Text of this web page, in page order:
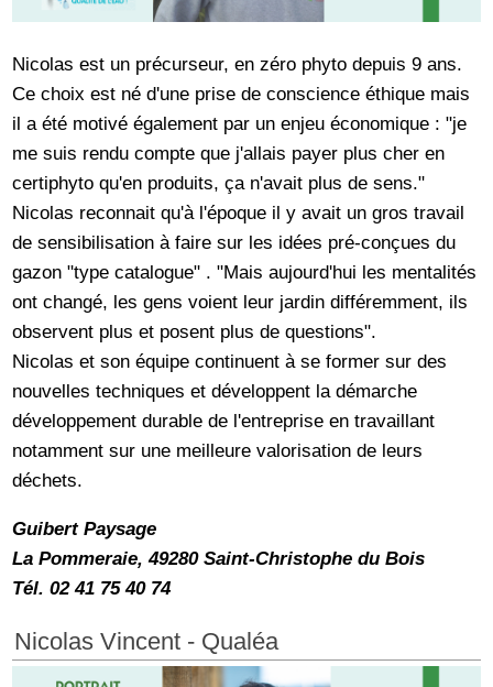
Nicolas est un précurseur, en zéro phyto depuis 9 ans.
Ce choix est né d'une prise de conscience éthique mais
il a été motivé également par un enjeu économique : "je
me suis rendu compte que j'allais payer plus cher en
certiphyto qu'en produits, ça n'avait plus de sens."
Nicolas reconnait qu'à l'époque il y avait un gros travail
de sensibilisation à faire sur les idées pré-conçues du
gazon "type catalogue" . "Mais aujourd'hui les mentalités
ont changé, les gens voient leur jardin différemment, ils
observent plus et posent plus de questions".
Nicolas et son équipe continuent à se former sur des
nouvelles techniques et développent la démarche
développement durable de l'entreprise en travaillant
notamment sur une meilleure valorisation de leurs
déchets.
Guibert Paysage
La Pommeraie, 49280 Saint-Christophe du Bois
Tél. 02 41 75 40 74
Nicolas Vincent - Qualéa